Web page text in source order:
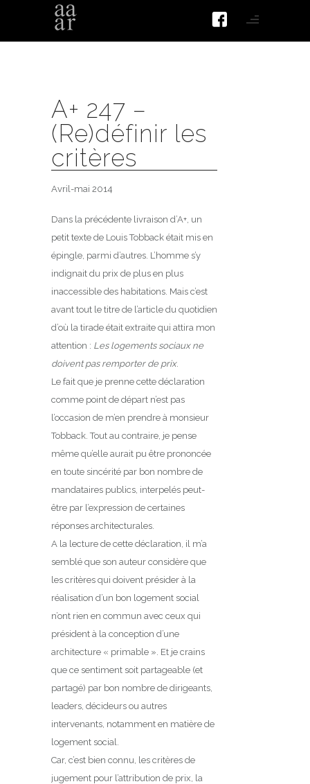
A+ 247 –
(Re)définir les
critères
Avril-mai 2014
Dans la précédente livraison d’A+, un
petit texte de Louis Tobback était mis en
épingle, parmi d’autres. L’homme s’y
indignait du prix de plus en plus
inaccessible des habitations. Mais c’est
avant tout le titre de l’article du quotidien
d’où la tirade était extraite qui attira mon
attention : Les logements sociaux ne
doivent pas remporter de prix.
Le fait que je prenne cette déclaration
comme point de départ n’est pas
l’occasion de m’en prendre à monsieur
Tobback. Tout au contraire, je pense
même qu’elle aurait pu être prononcée
en toute sincérité par bon nombre de
mandataires publics, interpelés peut-
être par l’expression de certaines
réponses architecturales.
A la lecture de cette déclaration, il m’a
semblé que son auteur considère que
les critères qui doivent présider à la
réalisation d’un bon logement social
n’ont rien en commun avec ceux qui
président à la conception d’une
architecture « primable ». Et je crains
que ce sentiment soit partageable (et
partagé) par bon nombre de dirigeants,
leaders, décideurs ou autres
intervenants, notamment en matière de
logement social.
Car, c’est bien connu, les critères de
jugement pour l’attribution de prix, la